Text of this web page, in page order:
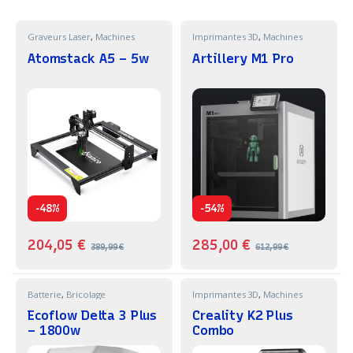
Graveurs Laser, Machines
Atomstack A5 – 5w
-48%
204,05€ 389,99€
Imprimantes 3D, Machines
Artillery M1 Pro
-54%
285,00€ 612,99€
Batterie, Bricolage
Ecoflow Delta 3 Plus
– 1800w
Imprimantes 3D, Machines
Creality K2 Plus
Combo